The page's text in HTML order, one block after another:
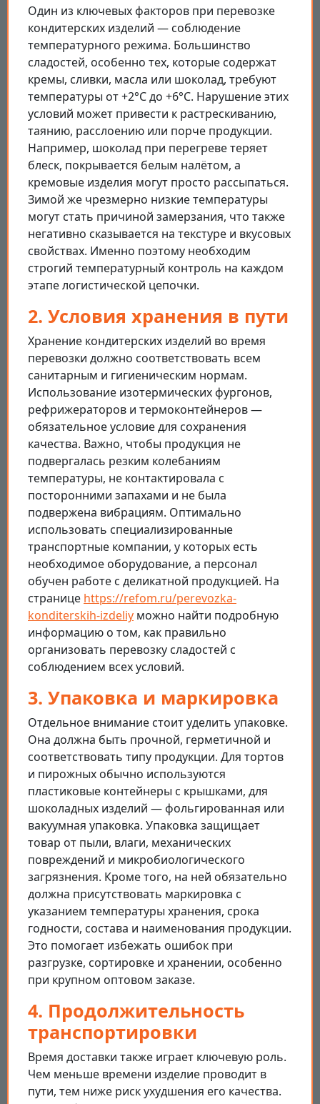
Один из ключевых факторов при перевозке
кондитерских изделий — соблюдение
температурного режима. Большинство
сладостей, особенно тех, которые содержат
кремы, сливки, масла или шоколад, требуют
температуры от +2°C до +6°C. Нарушение этих
условий может привести к растрескиванию,
таянию, расслоению или порче продукции.
Например, шоколад при перегреве теряет
блеск, покрывается белым налётом, а
кремовые изделия могут просто рассыпаться.
Зимой же чрезмерно низкие температуры
могут стать причиной замерзания, что также
негативно сказывается на текстуре и вкусовых
свойствах. Именно поэтому необходим
строгий температурный контроль на каждом
этапе логистической цепочки.
2. Условия хранения в пути
Хранение кондитерских изделий во время
перевозки должно соответствовать всем
санитарным и гигиеническим нормам.
Использование изотермических фургонов,
рефрижераторов и термоконтейнеров —
обязательное условие для сохранения
качества. Важно, чтобы продукция не
подвергалась резким колебаниям
температуры, не контактировала с
посторонними запахами и не была
подвержена вибрациям. Оптимально
использовать специализированные
транспортные компании, у которых есть
необходимое оборудование, а персонал
обучен работе с деликатной продукцией. На
странице https://refom.ru/perevozka-
konditerskih-izdeliy можно найти подробную
информацию о том, как правильно
организовать перевозку сладостей с
соблюдением всех условий.
3. Упаковка и маркировка
Отдельное внимание стоит уделить упаковке.
Она должна быть прочной, герметичной и
соответствовать типу продукции. Для тортов
и пирожных обычно используются
пластиковые контейнеры с крышками, для
шоколадных изделий — фольгированная или
вакуумная упаковка. Упаковка защищает
товар от пыли, влаги, механических
повреждений и микробиологического
загрязнения. Кроме того, на ней обязательно
должна присутствовать маркировка с
указанием температуры хранения, срока
годности, состава и наименования продукции.
Это помогает избежать ошибок при
разгрузке, сортировке и хранении, особенно
при крупном оптовом заказе.
4. Продолжительность
транспортировки
Время доставки также играет ключевую роль.
Чем меньше времени изделие проводит в
пути, тем ниже риск ухудшения его качества.